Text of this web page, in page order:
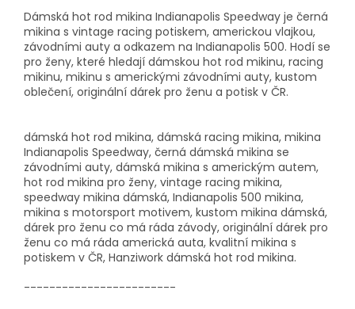
Dámská hot rod mikina Indianapolis Speedway je černá
mikina s vintage racing potiskem, americkou vlajkou,
závodními auty a odkazem na Indianapolis 500. Hodí se
pro ženy, které hledají dámskou hot rod mikinu, racing
mikinu, mikinu s americkými závodními auty, kustom
oblečení, originální dárek pro ženu a potisk v ČR.
dámská hot rod mikina, dámská racing mikina, mikina
Indianapolis Speedway, černá dámská mikina se
závodními auty, dámská mikina s americkým autem,
hot rod mikina pro ženy, vintage racing mikina,
speedway mikina dámská, Indianapolis 500 mikina,
mikina s motorsport motivem, kustom mikina dámská,
dárek pro ženu co má ráda závody, originální dárek pro
ženu co má ráda americká auta, kvalitní mikina s
potiskem v ČR, Hanziwork dámská hot rod mikina.
------------------------